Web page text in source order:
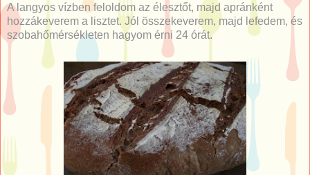
A langyos vízben feloldom az élesztőt, majd apránként
hozzákeverem a lisztet. Jól összekeverem, majd lefedem, és
szobahőmérsékleten hagyom érni 24 órát.